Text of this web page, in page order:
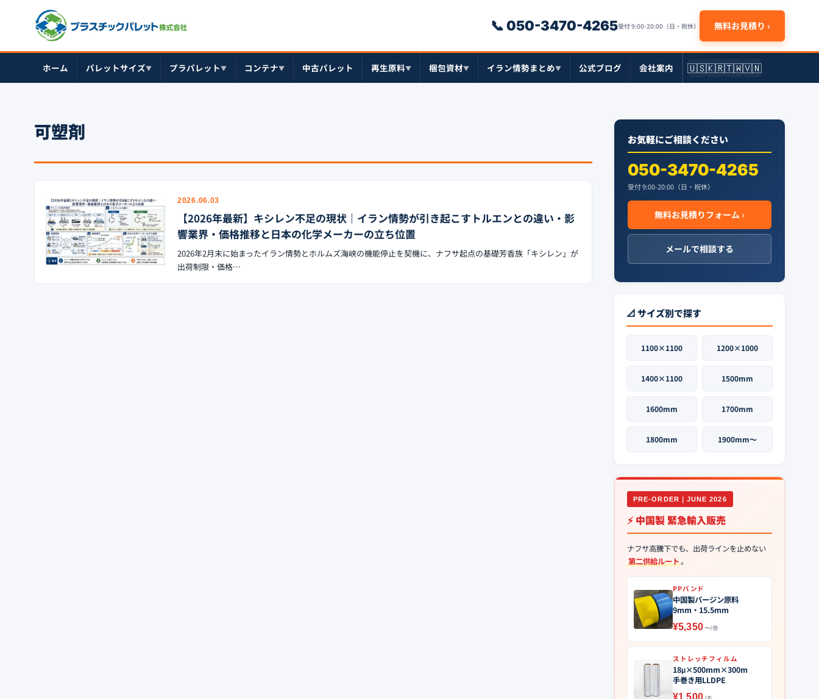
📞 050-3470-4265受付 9:00-20:00（日・祝休） 無料お見積り ›
ホーム パレットサイズ▼ プラパレット▼ コンテナ▼ 中古パレット 再生原料▼ 梱包資材▼ イラン情勢まとめ▼ 公式ブログ 会社案内 🇺🇸🇰🇷🇹🇼🇻🇳
可塑剤
2026.06.03
【2026年最新】キシレン不足の現状｜イラン情勢が引き起こすトルエンとの違い・影
響業界・価格推移と日本の化学メーカーの立ち位置
2026年2月末に始まったイラン情勢とホルムズ海峡の機能停止を契機に、ナフサ起点の基礎芳香族「キシレン」が
出荷制限・価格…
お気軽にご相談ください
050-3470-4265
受付 9:00-20:00（日・祝休）
無料お見積りフォーム ›
メールで相談する
📐 サイズ別で探す
1100×1100 1200×1000
1400×1100 1500mm
1600mm 1700mm
1800mm 1900mm〜
PRE-ORDER｜JUNE 2026
⚡ 中国製 緊急輸入販売
ナフサ高騰下でも、出荷ラインを止めない
第二供給ルート。
PPバンド
中国製バージン原料
9mm・15.5mm
¥5,350〜/巻
ストレッチフィルム
18μ×500mm×300m
手巻き用LLDPE
¥1,500